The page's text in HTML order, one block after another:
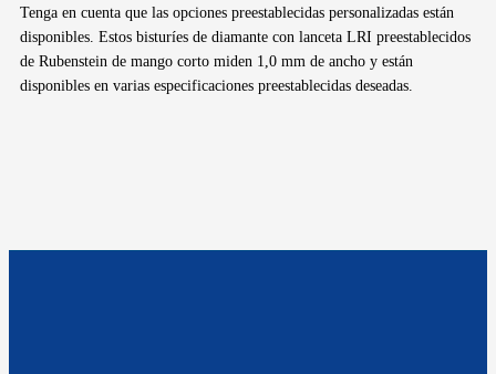
Tenga en cuenta que las opciones preestablecidas personalizadas están
disponibles. Estos bisturíes de diamante con lanceta LRI preestablecidos
de Rubenstein de mango corto miden 1,0 mm de ancho y están
disponibles en varias especificaciones preestablecidas deseadas.